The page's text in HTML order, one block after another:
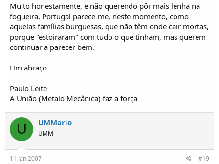
Muito honestamente, e não querendo pôr mais lenha na
fogueira, Portugal parece-me, neste momento, como
aquelas famílias burguesas, que não têm onde cair mortas,
porque "estoiraram" com tudo o que tinham, mas querem
continuar a parecer bem.
Um abraço
Paulo Leite
A União (Metalo Mecânica) faz a força
U UMMario
UMM
11 Jan 2007 #19